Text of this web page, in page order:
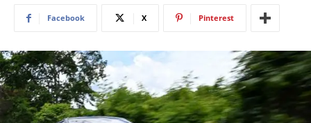
Facebook X Pinterest